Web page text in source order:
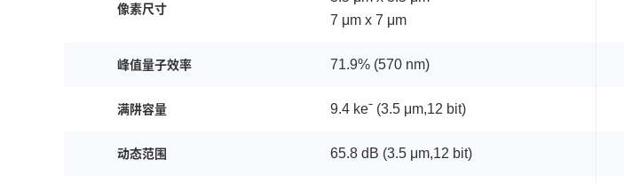
像素尺寸
7 μm x 7 μm
峰值量子效率 71.9% (570 nm)
满阱容量 9.4 keˉ (3.5 μm,12 bit)
动态范围 65.8 dB (3.5 μm,12 bit)